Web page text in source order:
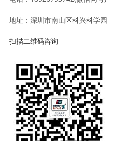
地址：深圳市南山区科兴科学园
扫描二维码咨询